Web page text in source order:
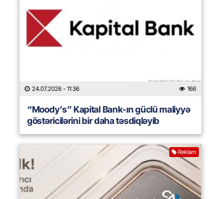
24.07.2026 - 11:36 166
“Moody’s” Kapital Bank-ın güclü maliyyə
göstəricilərini bir daha təsdiqləyib
Reklam